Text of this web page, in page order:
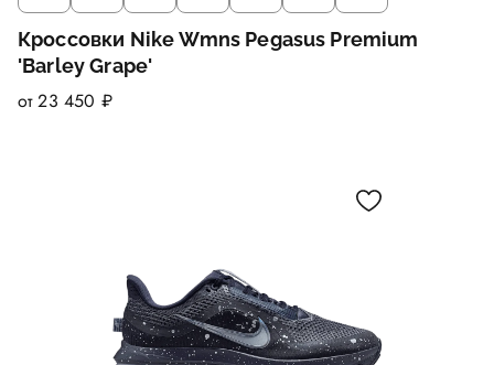
Кроссовки Nike Wmns Pegasus Premium
'Barley Grape'
от 23 450 ₽